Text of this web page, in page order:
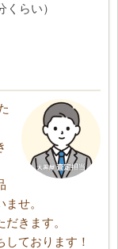
らい）
せ。
きます。
ております！